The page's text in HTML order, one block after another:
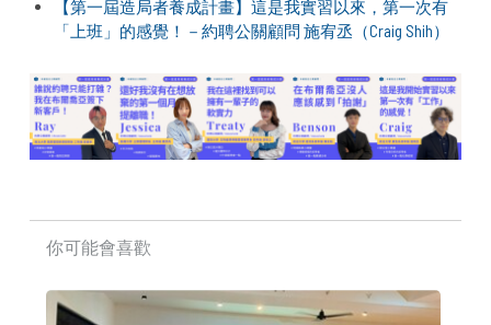
【第一屆造局者養成計畫】這是我實習以來，第一次有
「上班」的感覺！－約聘公關顧問 施宥丞（Craig Shih）
你可能會喜歡